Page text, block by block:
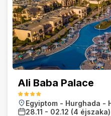
Ali Baba Palace
Egyiptom - Hurghada -
28.11 - 02.12 (4 éjszaka)